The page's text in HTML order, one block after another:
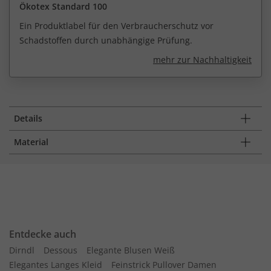
Ökotex Standard 100
Ein Produktlabel für den Verbraucherschutz vor
Schadstoffen durch unabhängige Prüfung.
mehr zur Nachhaltigkeit
Details
Material
Entdecke auch
Dirndl Dessous
Elegante Blusen Weiß
Elegantes Langes Kleid
Feinstrick Pullover Damen